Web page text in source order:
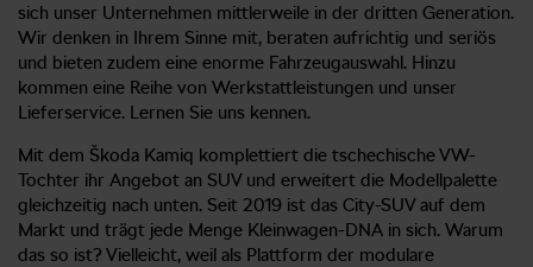
sich unser Unternehmen mittlerweile in der dritten Generation.
Wir denken in Ihrem Sinne mit, beraten aufrichtig und seriös
und bieten zudem eine enorme Fahrzeugauswahl. Hinzu
kommen eine Reihe von Werkstattleistungen und unser
Lieferservice. Lernen Sie uns kennen.
Mit dem Škoda Kamiq komplettiert die tschechische VW-
Tochter ihr Angebot an SUV und erweitert die Modellpalette
gleichzeitig nach unten. Seit 2019 ist das City-SUV auf dem
Markt und trägt jede Menge Kleinwagen-DNA in sich. Warum
das so ist? Vielleicht, weil als Plattform der modulare